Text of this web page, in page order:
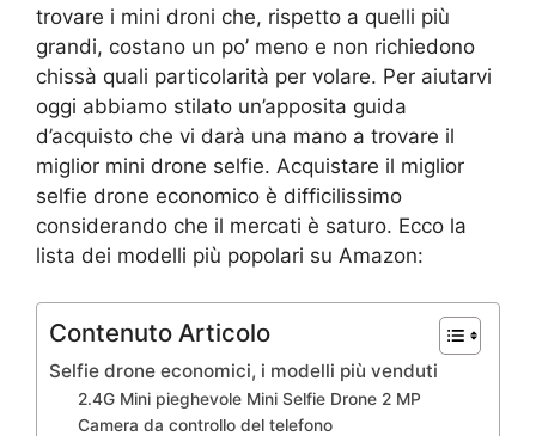
trovare i mini droni che, rispetto a quelli più
grandi, costano un po’ meno e non richiedono
chissà quali particolarità per volare. Per aiutarvi
oggi abbiamo stilato un’apposita guida
d’acquisto che vi darà una mano a trovare il
miglior mini drone selfie. Acquistare il miglior
selfie drone economico è difficilissimo
considerando che il mercati è saturo. Ecco la
lista dei modelli più popolari su Amazon:
Contenuto Articolo
Selfie drone economici, i modelli più venduti
2.4G Mini pieghevole Mini Selfie Drone 2 MP
Camera da controllo del telefono